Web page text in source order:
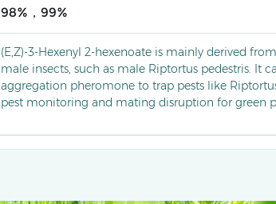
98%，99%
(E,Z)-3-Hexenyl 2-hexenoate is mainly derived
male insects, such as male Riptortus pedestris. It
aggregation pheromone to trap pests like
pest monitoring and mating disruption for green